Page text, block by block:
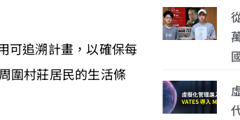
可追溯計畫，以確保每
圍村莊居民的生活條